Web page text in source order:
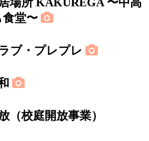
堂〜
ブ・プレプレ
（校庭開放事業）